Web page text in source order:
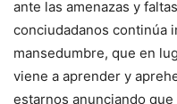
ante las amenazas y
conciudadanos continúa
mansedumbre, que en
viene a aprender y
estarnos anunciando